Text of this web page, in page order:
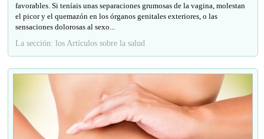
favorables. Si teníais unas separaciones grumosas de la vagina, molestan
el picor y el quemazón en los órganos genitales exteriores, o las
sensaciones dolorosas al sexo...
La sección: los Artículos sobre la salud